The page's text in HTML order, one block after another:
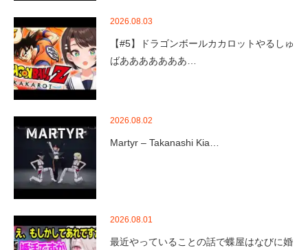
2026.08.03
【#5】ドラゴンボールカカロットやるしゅ
ばあああああああ…
2026.08.02
Martyr – Takanashi Kia…
2026.08.01
最近やっていることの話で蝶屋はなびに婚